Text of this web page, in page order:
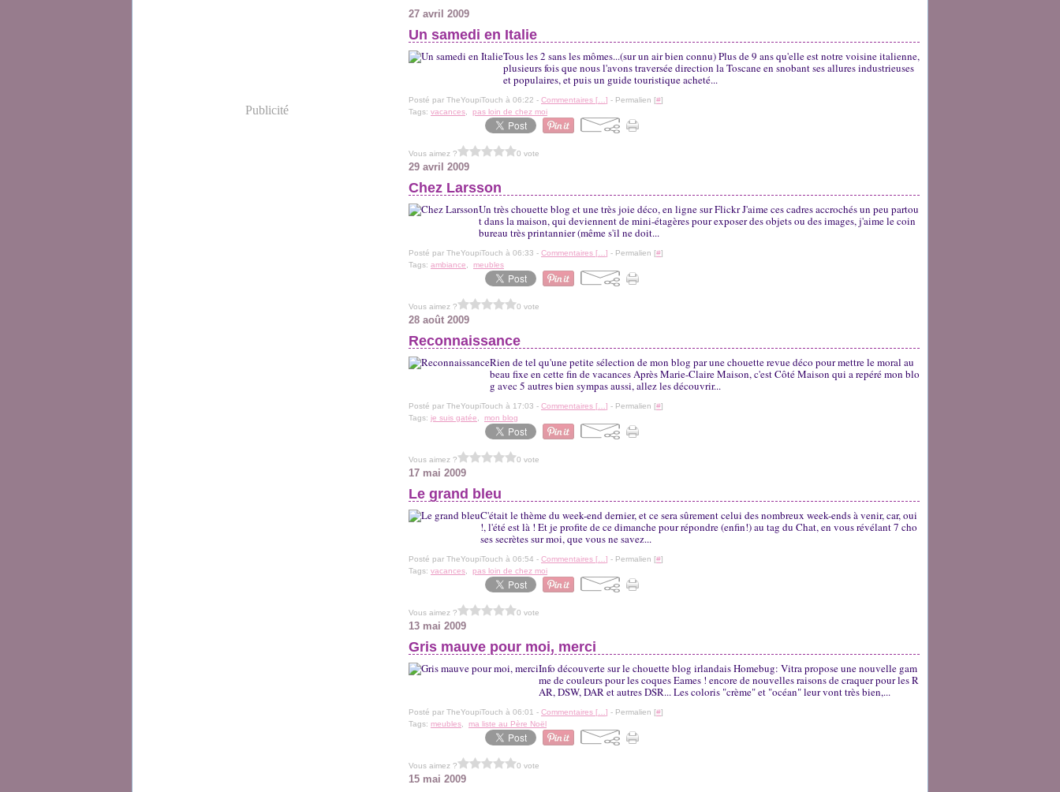
Publicité
27 avril 2009
Un samedi en Italie
Tous les 2 sans les mômes...(sur un air bien connu) Plus de 9 ans qu'elle est notre voisine italienne,
plusieurs fois que nous l'avons traversée direction la Toscane en snobant ses allures industrieuses
et populaires, et puis un guide touristique acheté...
Posté par TheYoupiTouch à 06:22 - Commentaires [ ] - Permalien [#]
Tags: vacances pas loin de chez moi
Vous aimez ? 0 vote
29 avril 2009
Chez Larsson
Un très chouette blog et une très joie déco, en ligne sur Flickr J'aime ces cadres accrochés un peu partou
t dans la maison, qui deviennent de mini-étagères pour exposer des objets ou des images, j'aime le coin
bureau très printannier (même s'il ne doit...
Posté par TheYoupiTouch à 06:33 - Commentaires [ ] - Permalien [#]
Tags: ambiance meubles
Vous aimez ? 0 vote
28 août 2009
Reconnaissance
Rien de tel qu'une petite sélection de mon blog par une chouette revue déco pour mettre le moral au
beau fixe en cette fin de vacances Après Marie-Claire Maison, c'est Côté Maison qui a repéré mon blo
g avec 5 autres bien sympas aussi, allez les découvrir...
Posté par TheYoupiTouch à 17:03 - Commentaires [ ] - Permalien [#]
Tags: je suis gatée mon blog
Vous aimez ? 0 vote
17 mai 2009
Le grand bleu
C'était le thème du week-end dernier, et ce sera sûrement celui des nombreux week-ends à venir, car, oui
!, l'été est là ! Et je profite de ce dimanche pour répondre (enfin!) au tag du Chat, en vous révélant 7 cho
ses secrètes sur moi, que vous ne savez...
Posté par TheYoupiTouch à 06:54 - Commentaires [ ] - Permalien [#]
Tags: vacances pas loin de chez moi
Vous aimez ? 0 vote
13 mai 2009
Gris mauve pour moi, merci
Info découverte sur le chouette blog irlandais Homebug: Vitra propose une nouvelle gam
me de couleurs pour les coques Eames ! encore de nouvelles raisons de craquer pour les R
AR, DSW, DAR et autres DSR... Les coloris "crème" et "océan" leur vont très bien,...
Posté par TheYoupiTouch à 06:01 - Commentaires [ ] - Permalien [#]
Tags: meubles ma liste au Père Noël
Vous aimez ? 0 vote
15 mai 2009